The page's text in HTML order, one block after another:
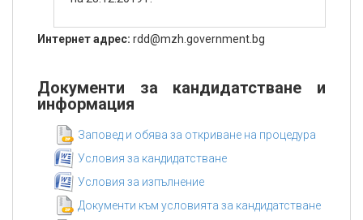
Интернет адрес: rdd@mzh.government.bg
Документи за кандидатстване и
информация
Заповед и обява за откриване на процедура
Условия за кандидатстване
Условия за изпълнение
Документи към условията за кандидатстване